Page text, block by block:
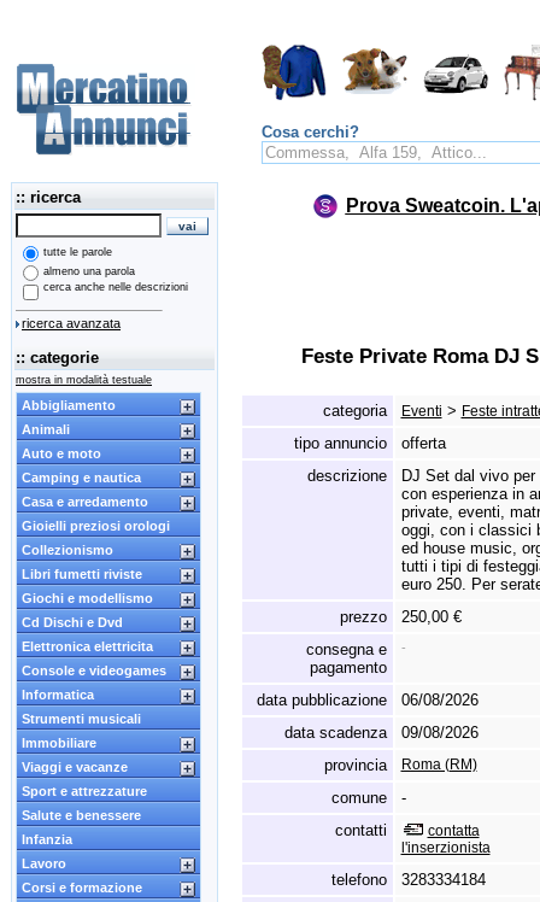
Cosa cerchi?
:: ricerca
tutte le parole
almeno una parola
cerca anche nelle descrizioni
ricerca avanzata
:: categorie
mostra in modalità testuale
Abbigliamento
Animali
Auto e moto
Camping e nautica
Casa e arredamento
Gioielli preziosi orologi
Collezionismo
Libri fumetti riviste
Giochi e modellismo
Cd Dischi e Dvd
Elettronica elettricita
Console e videogames
Informatica
Strumenti musicali
Immobiliare
Viaggi e vacanze
Sport e attrezzature
Salute e benessere
Infanzia
Lavoro
Corsi e formazione
Prova Sweatcoin.
Feste Private Roma DJ
categoria Eventi > Feste
tipo annuncio
offerta
descrizione
DJ Set dal vivo
con esperienza in
private, eventi,
oggi, con i classici
ed house music,
tutti i tipi di
euro 250. Per
prezzo
250,00 €
consegna e
pagamento
-
data pubblicazione
06/08/2026
data scadenza
09/08/2026
provincia
Roma (RM)
comune
-
contatti
contatta
l'inserzionista
telefono
3283334184